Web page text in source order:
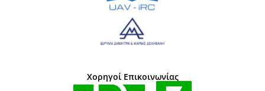
Χορηγοί Επικοινωνίας